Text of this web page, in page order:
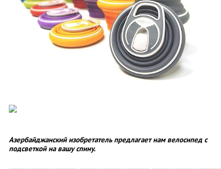
Азербайджанский изобретатель предлагает нам велосипед с
подсветкой на вашу спину.